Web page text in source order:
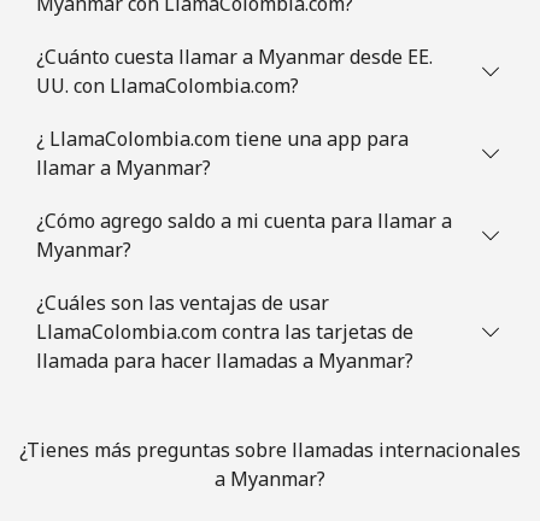
¿Cuánto cuesta llamar a Myanmar desde EE.
UU. con LlamaColombia.com?
¿ LlamaColombia.com tiene una app para
llamar a Myanmar?
¿Cómo agrego saldo a mi cuenta para llamar a
Myanmar?
¿Cuáles son las ventajas de usar
LlamaColombia.com contra las tarjetas de
llamada para hacer llamadas a Myanmar?
¿Tienes más preguntas sobre llamadas internacionales
a Myanmar?